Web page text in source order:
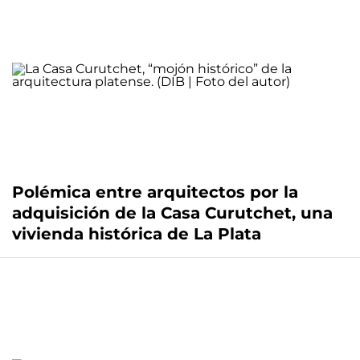
Polémica entre arquitectos por la
adquisición de la Casa Curutchet, una
vivienda histórica de La Plata